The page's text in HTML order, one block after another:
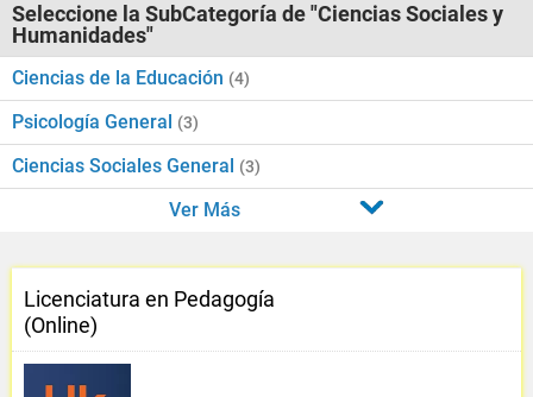
Seleccione la SubCategoría de "Ciencias Sociales y
Humanidades"
Ciencias de la Educación (4)
Psicología General (3)
Ciencias Sociales General (3)
Ver Más
Licenciatura en Pedagogía
(Online)